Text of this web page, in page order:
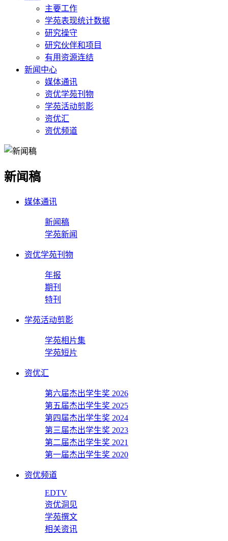
主要工作
学苑表现统计数据
研究操守
研究伙伴和项目
有用资源连结
新闻中心
媒体通讯
资优学苑刊物
学苑活动剪影
资优汇
资优频道
新闻稿
媒体通讯
新闻稿
学苑新闻
资优学苑刊物
年报
期刊
特刊
学苑活动剪影
学苑相片集
学苑短片
资优汇
第六届杰出学生奖 2026
第五届杰出学生奖 2025
第四届杰出学生奖 2024
第三届杰出学生奖 2023
第二届杰出学生奖 2021
第一届杰出学生奖 2020
资优频道
EDTV
资优洞见
学苑撰文
相关资讯